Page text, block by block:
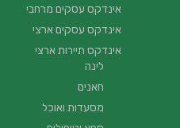
אינדקס עסקים מרחבי
אינדקס עסקים ארצי
אינדקס תיירות ארצי
לינה
חאנים
מסעדות ואוכל